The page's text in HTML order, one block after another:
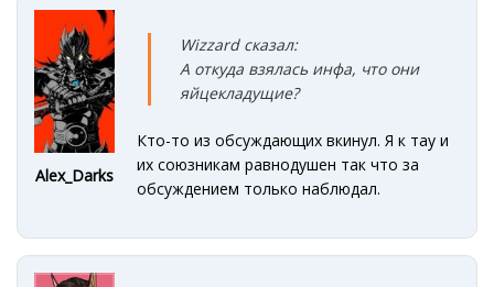
Alex_Darks
Wizzard сказал:
А откуда взялась инфа, что они
яйцекладущие?
Кто-то из обсуждающих вкинул. Я к тау и
их союзникам равнодушен так что за
обсуждением только наблюдал.